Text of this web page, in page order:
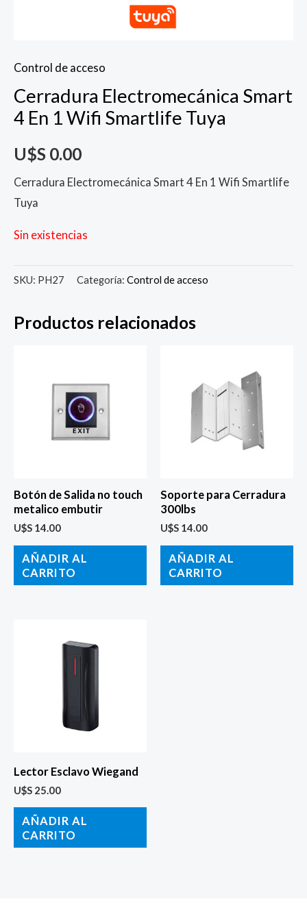
Control de acceso
Cerradura Electromecánica Smart
4 En 1 Wifi Smartlife Tuya
U$S 0.00
Cerradura Electromecánica Smart 4 En 1 Wifi Smartlife
Tuya
Sin existencias
SKU: PH27 Categoría: Control de acceso
Productos relacionados
Botón de Salida no touch
metalico embutir
U$S 14.00
AÑADIR AL
CARRITO
Soporte para Cerradura
300lbs
U$S 14.00
AÑADIR AL
CARRITO
Lector Esclavo Wiegand
U$S 25.00
AÑADIR AL
CARRITO